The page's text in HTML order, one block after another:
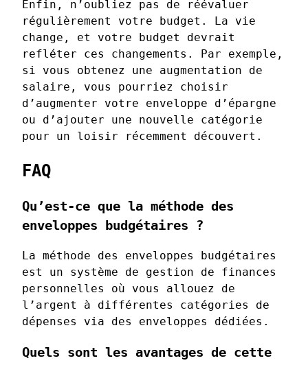
Enfin, n’oubliez pas de réévaluer
régulièrement votre budget. La vie
change, et votre budget devrait
refléter ces changements. Par exemple,
si vous obtenez une augmentation de
salaire, vous pourriez choisir
d’augmenter votre enveloppe d’épargne
ou d’ajouter une nouvelle catégorie
pour un loisir récemment découvert.
FAQ
Qu’est-ce que la méthode des
enveloppes budgétaires ?
La méthode des enveloppes budgétaires
est un système de gestion de finances
personnelles où vous allouez de
l’argent à différentes catégories de
dépenses via des enveloppes dédiées.
Quels sont les avantages de cette